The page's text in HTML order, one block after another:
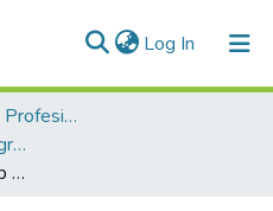
Log In (current)
Licenciatura - Título Profesional
Escuela Profesional de Agronomía
Uso de la información web en la formación del ingeniero agrónomo de la escuela profesional de agronomía – CIP – UTEA